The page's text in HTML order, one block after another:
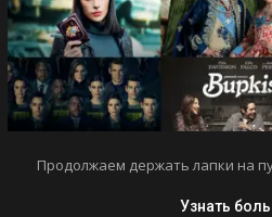
Продолжаем держать лапки на
Узнать